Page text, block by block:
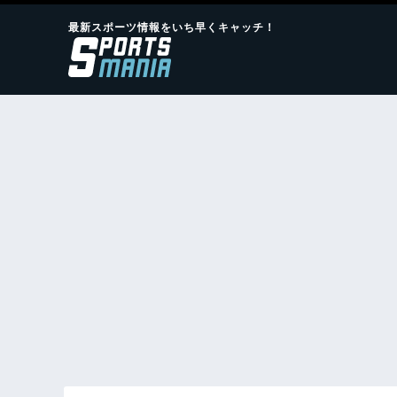
最新スポーツ情報をいち早くキャッチ！